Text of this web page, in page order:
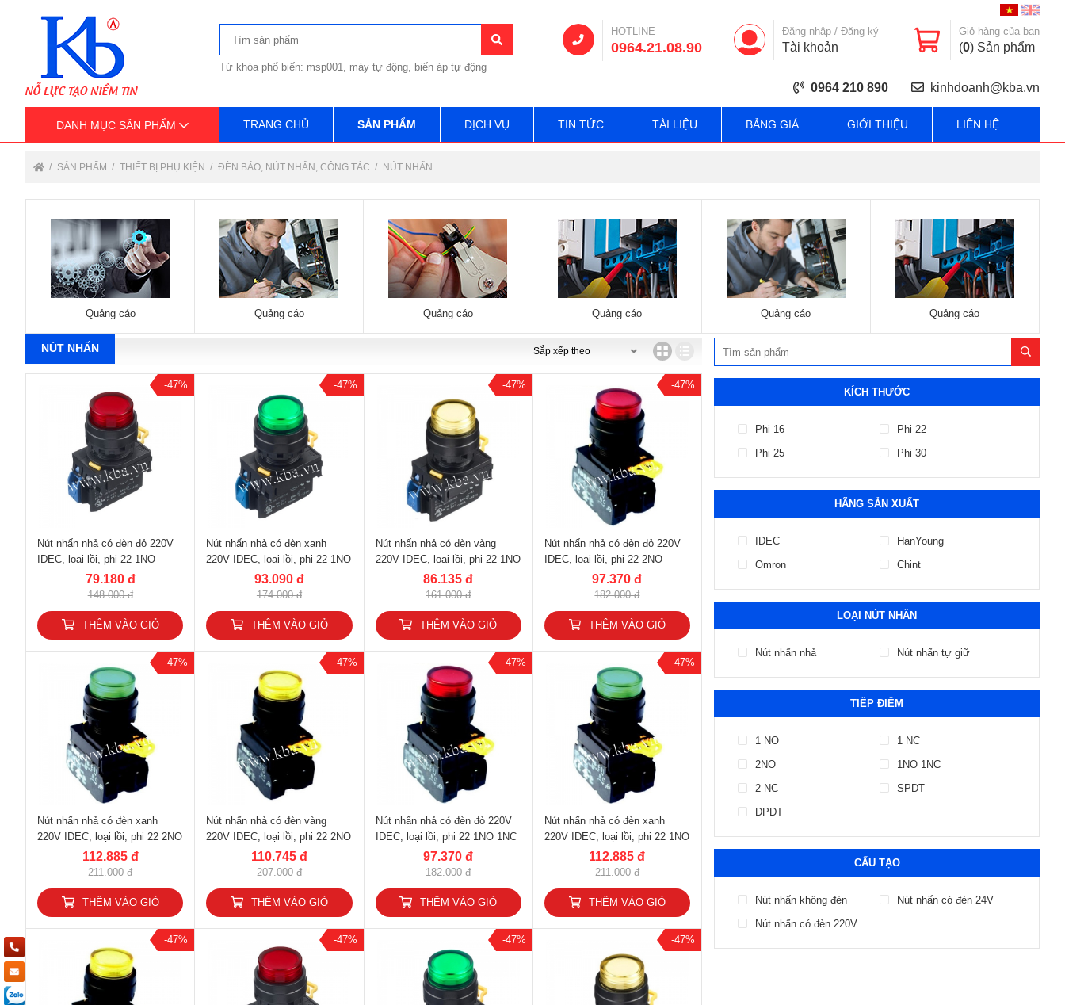
HOTLINE
0964.21.08.90
Đăng nhập / Đăng ký
Tài khoản
Giỏ hàng của bạn
(0) Sản phẩm
0964 210 890 kinhdoanh@kba.vn
Từ khóa phổ biến: msp001, máy tự động, biến áp tự động
DANH MỤC SẢN PHẨM TRANG CHỦ SẢN PHẨM DỊCH VỤ TIN TỨC TÀI LIỆU BẢNG GIÁ GIỚI THIỆU LIÊN HỆ
SẢN PHẨM THIẾT BỊ PHỤ KIỆN ĐÈN BÁO, NÚT NHẤN, CÔNG TẮC NÚT NHẤN
Quảng cáo Quảng cáo Quảng cáo Quảng cáo Quảng cáo Quảng cáo
NÚT NHẤN
-47%
Nút nhấn nhả có đèn đỏ 220V
IDEC, loại lồi, phi 22 1NO
YW1L-M2E10QM3R
79.180 đ
148.000 đ
THÊM VÀO GIỎ
-47%
Nút nhấn nhả có đèn xanh
220V IDEC, loại lồi, phi 22 1NO
YW1L-M2E10QM3G
93.090 đ
174.000 đ
THÊM VÀO GIỎ
-47%
Nút nhấn nhả có đèn vàng
220V IDEC, loại lồi, phi 22 1NO
YW1L-M2E10QM3Y
86.135 đ
161.000 đ
THÊM VÀO GIỎ
-47%
Nút nhấn nhả có đèn đỏ 220V
IDEC, loại lồi, phi 22 2NO
YW1L-M2E20QM3R
97.370 đ
182.000 đ
THÊM VÀO GIỎ
-47%
Nút nhấn nhả có đèn xanh
220V IDEC, loại lồi, phi 22 2NO
YW1L-M2E20QM3G
112.885 đ
211.000 đ
THÊM VÀO GIỎ
-47%
Nút nhấn nhả có đèn vàng
220V IDEC, loại lồi, phi 22 2NO
YW1L-M2E20QM3Y
110.745 đ
207.000 đ
THÊM VÀO GIỎ
-47%
Nút nhấn nhả có đèn đỏ 220V
IDEC, loại lồi, phi 22 1NO 1NC
YW1L-M2E11QM3R
97.370 đ
182.000 đ
THÊM VÀO GIỎ
-47%
Nút nhấn nhả có đèn xanh
220V IDEC, loại lồi, phi 22 1NO
1NC YW1L-M2E11QM3G
112.885 đ
211.000 đ
THÊM VÀO GIỎ
-47% -47% -47% -47%
KÍCH THƯỚC
Phi 16
Phi 22
Phi 25
Phi 30
HÃNG SẢN XUẤT
IDEC
HanYoung
Omron
Chint
LOẠI NÚT NHẤN
Nút nhấn nhả Nút nhấn tự giữ
TIẾP ĐIỂM
1 NO
1 NC
2NO
1NO 1NC
2 NC
SPDT
DPDT
CẤU TẠO
Nút nhấn không đèn
Nút nhấn có đèn 24V
Nút nhấn có đèn 220V